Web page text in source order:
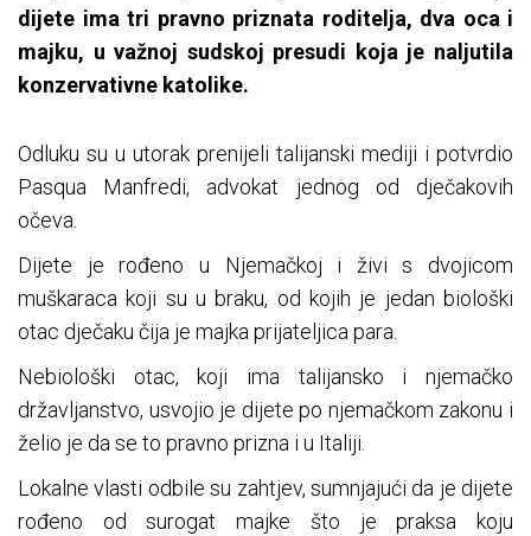
dijete ima tri pravno priznata roditelja, dva oca i
majku, u važnoj sudskoj presudi koja je naljutila
konzervativne katolike.
Odluku su u utorak prenijeli talijanski mediji i potvrdio
Pasqua Manfredi, advokat jednog od dječakovih
očeva.
Dijete je rođeno u Njemačkoj i živi s dvojicom
muškaraca koji su u braku, od kojih je jedan biološki
otac dječaku čija je majka prijateljica para.
Nebiološki otac, koji ima talijansko i njemačko
državljanstvo, usvojio je dijete po njemačkom zakonu i
želio je da se to pravno prizna i u Italiji.
Lokalne vlasti odbile su zahtjev, sumnjajući da je dijete
rođeno od surogat majke što je praksa koju